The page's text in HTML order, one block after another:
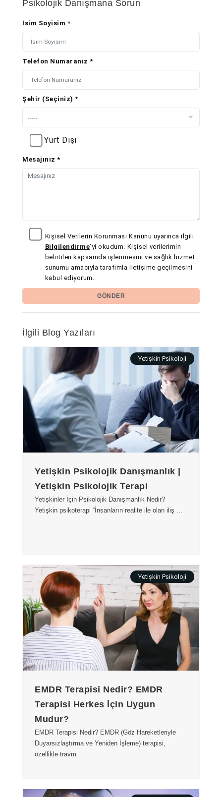
Psikolojik Danışmana Sorun
İsim Soyisim *
Telefon Numaranız *
Şehir (Seçiniz) *
Yurt Dışı
Mesajınız *
Kişisel Verilerin Korunması Kanunu uyarınca ilgili
Bilgilendirme’yi okudum. Kişisel verilerimin
belirtilen kapsamda işlenmesini ve sağlık hizmet
sunumu amacıyla tarafımla iletişime geçilmesini
kabul ediyorum.
GÖNDER
İlgili Blog Yazıları
Yetişkin Psikoloji
Yetişkin Psikolojik Danışmanlık |
Yetişkin Psikolojik Terapi
Yetişkinler İçin Psikolojik Danışmanlık Nedir?
Yetişkin psikoterapi “İnsanların realite ile olan iliş ...
Yetişkin Psikoloji
EMDR Terapisi Nedir? EMDR
Terapisi Herkes İçin Uygun
Mudur?
EMDR Terapisi Nedir? EMDR (Göz Hareketleriyle
Duyarsızlaştırma ve Yeniden İşleme) terapisi,
özellikle travm ...